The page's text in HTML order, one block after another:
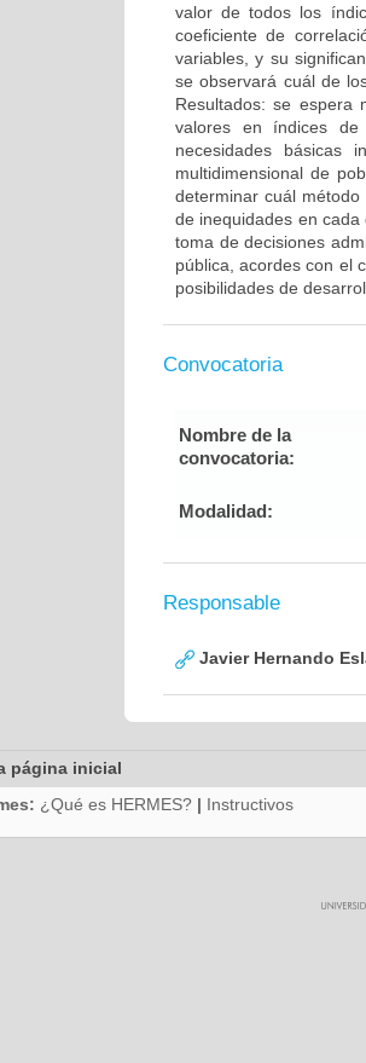
valor de todos los
coeficiente de
variables, y su
se observará cuál de
Resultados: se espera
valores en índices
necesidades básicas
multidimensional de
determinar cuál
de inequidades en
toma de decisiones
pública, acordes con el
posibilidades de
Convocatoria
Nombre de la
convocatoria:
Modalidad:
Responsable
Javier Hernando
página inicial
¿Qué es HERMES? | Instructivos